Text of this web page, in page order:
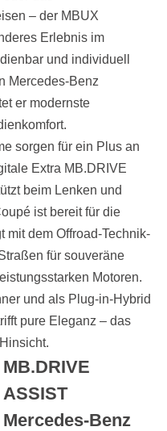
– der MBUX
Erlebnis im
und individuell
Mercedes-Benz
er modernste
sorgen für ein Plus an
Extra MB.DRIVE
beim Lenken und
ist bereit für die
mit dem Offroad-Technik-
für souveräne
Motoren.
und als Plug-in-Hybrid
pure Eleganz – das
MB.DRIVE
ASSIST
Mercedes-Benz